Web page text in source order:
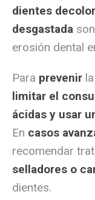
dientes
desgastada son
erosión dental
Para prevenir
limitar el
ácidas y usar
En casos
recomendar
selladores o
dientes.